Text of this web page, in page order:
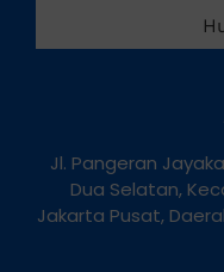
Jl. Pangeran
Dua Selatan,
Jakarta Pusat,